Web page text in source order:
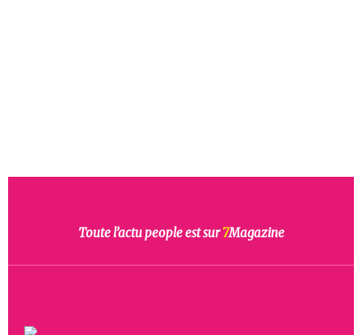
Toute l’actu people est sur7Magazine